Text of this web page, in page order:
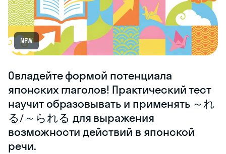
NEW
Овладейте формой потенциала
японских глаголов! Практический тест
научит образовывать и применять ～れ
る/～られる для выражения
возможности действий в японской
речи.